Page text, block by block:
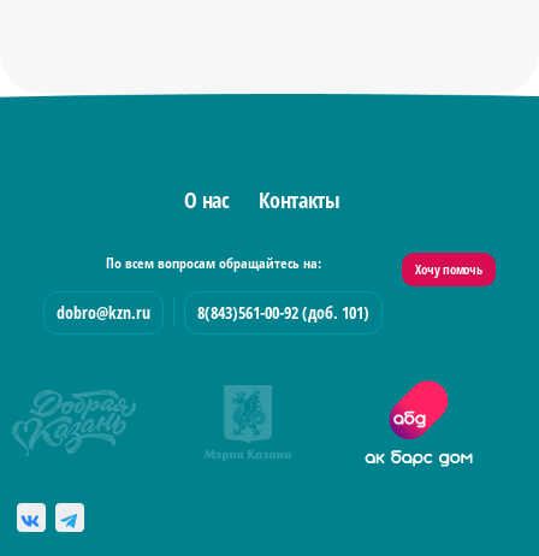
О нас Контакты
По всем вопросам обращайтесь на:
dobro@kzn.ru 8(843)561-00-92 (доб. 101)
Хочу помочь